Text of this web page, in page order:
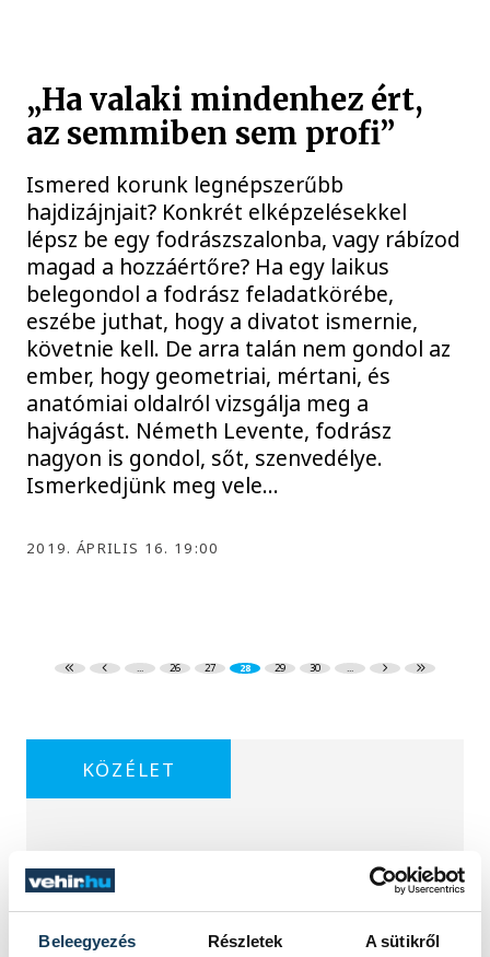
Beleegyezés Részletek A sütikről
„Ha valaki mindenhez ért,
az semmiben sem profi”
Ismered korunk legnépszerűbb
hajdizájnjait? Konkrét elképzelésekkel
lépsz be egy fodrászszalonba, vagy rábízod
magad a hozzáértőre? Ha egy laikus
belegondol a fodrász feladatkörébe,
eszébe juthat, hogy a divatot ismernie,
követnie kell. De arra talán nem gondol az
ember, hogy geometriai, mértani, és
anatómiai oldalról vizsgálja meg a
hajvágást. Németh Levente, fodrász
nagyon is gondol, sőt, szenvedélye.
Ismerkedjünk meg vele…
2019. ÁPRILIS 16. 19:00
... 26 27 28 29 30 ...
KÖZÉLET
Egy furcsa halkonzerv
lett az Év Strandétele -